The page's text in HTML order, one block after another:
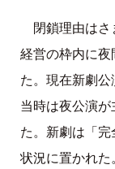
閉鎖理由は
経営の枠内に
た。現在新劇公
当時は夜公演
た。新劇は「
状況に置かれた